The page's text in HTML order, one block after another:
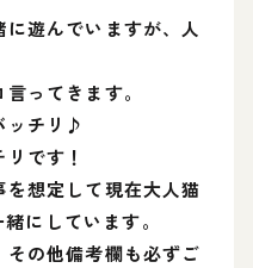
遊んでいますが、人
ってきます。
ッチリ♪
です！
想定して現在大人猫
にしています。
の他備考欄も必ずご